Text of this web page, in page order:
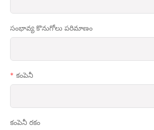
సంభావ్య కొనుగోలు పరిమాణం
కంపెనీ
కంపెనీ రకం